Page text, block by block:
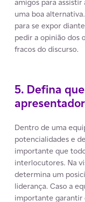
amigos para
uma boa
para se expor
pedir a opinião dos
fracos do discurso.
5. Defina
apresentador
Dentro de uma
potencialidades e
importante que
interlocutores. Na
determina um
liderança. Caso a
importante garantir